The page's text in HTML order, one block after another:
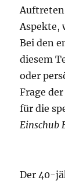
Auftreten
Aspekte,
Bei den
diesem
oder
Frage
für die
Einschub
Der 40-